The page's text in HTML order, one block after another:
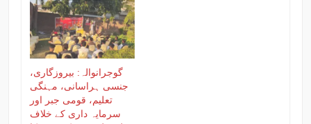
گوجرانوالہ: بیروزگاری،
جنسی ہراسانی، مہنگی
تعلیم، قومی جبر اور
سرمایہ داری کے خلاف